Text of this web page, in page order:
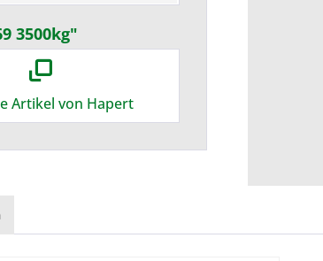
3500kg"
Artikel von Hapert